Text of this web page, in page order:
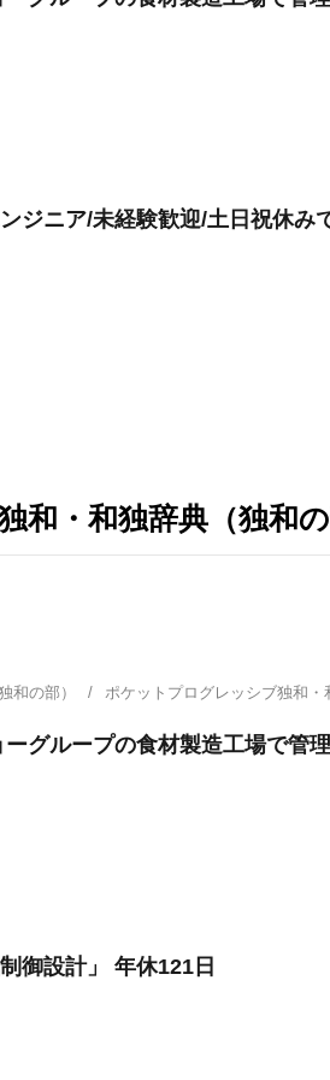
ジニア/未経験歓迎/土日祝休み
・和独辞典（独和の
和の部） ポケットプログレッシブ独和
グループの食材製造工場で管
御設計」 年休121日